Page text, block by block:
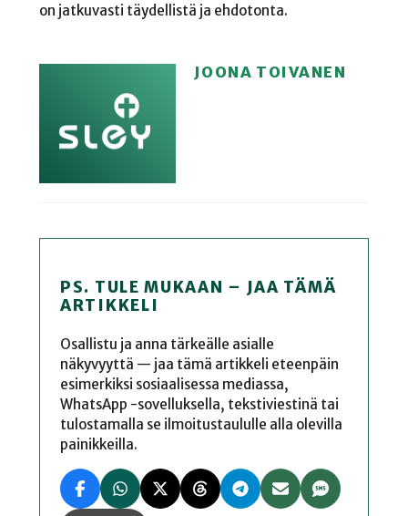
on jatkuvasti täydellistä ja ehdotonta.
JOONA TOIVANEN
PS. TULE MUKAAN – JAA TÄMÄ
ARTIKKELI
Osallistu ja anna tärkeälle asialle
näkyvyyttä — jaa tämä artikkeli eteenpäin
esimerkiksi sosiaalisessa mediassa,
WhatsApp -sovelluksella, tekstiviestinä tai
tulostamalla se ilmoitustaululle alla olevilla
painikkeilla.